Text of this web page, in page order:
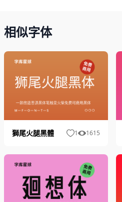
相似字体
獅尾火腿黑體 1 1615